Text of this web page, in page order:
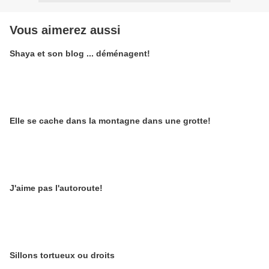
Vous aimerez aussi
Shaya et son blog ... déménagent!
Elle se cache dans la montagne dans une grotte!
J'aime pas l'autoroute!
Sillons tortueux ou droits